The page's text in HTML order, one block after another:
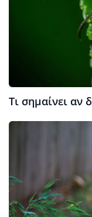
Τι σημαίνει